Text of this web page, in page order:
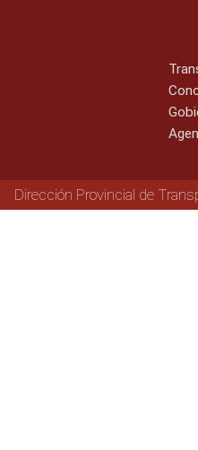
Dirección Provincial de